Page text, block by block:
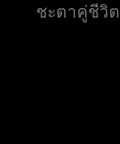
ชะตาคู่ชีวิ